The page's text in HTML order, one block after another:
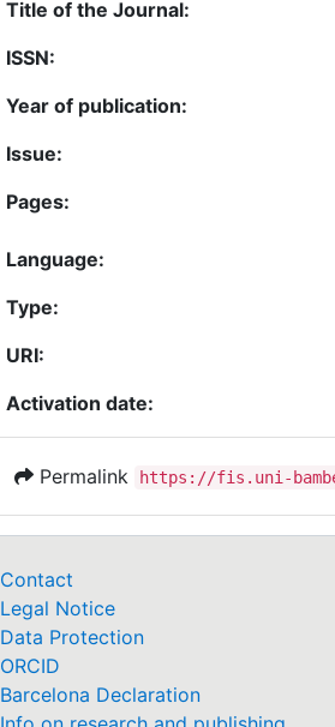
Title of the Journal:
ISSN:
Year of publication:
Issue:
Pages:
Language:
Type:
URI:
Activation date:
Permalink https://fis.uni-
Contact
Legal Notice
Data Protection
ORCID
Barcelona Declaration